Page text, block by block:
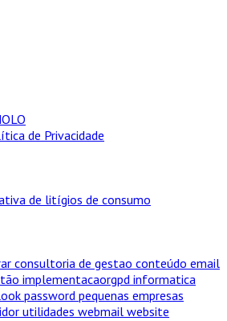
de Privacidade
de litígios de consumo
consultoria de gestao conteúdo email
implementacaorgpd informatica
password pequenas empresas
utilidades webmail website